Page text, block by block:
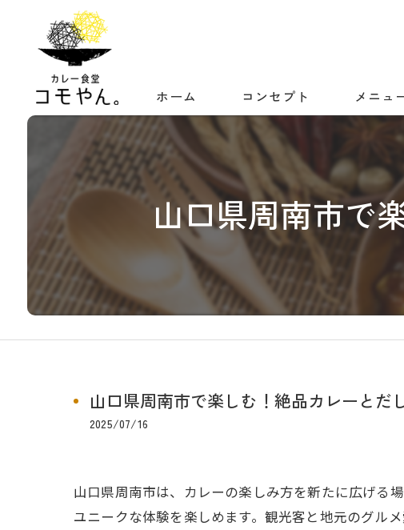
ホーム コンセプト メニュ
山口県周南市で
山口県周南市で楽しむ！絶品カレーとだ
2025/07/16
山口県周南市は、カレーの楽しみ方を新たに広げる
ユニークな体験を楽しめます。観光客と地元のグル